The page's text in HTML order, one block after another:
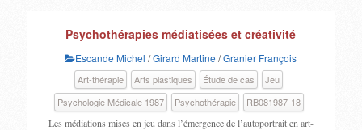
Psychothérapies médiatisées et créativité
Escande Michel /Girard Martine /Granier François
Art-thérapie Arts plastiques Étude de cas
Jeu
Psychologie Médicale 1987
Psychothérapie
RB081987-18
Les médiations mises en jeu dans l’émergence de l’autoportrait en art-